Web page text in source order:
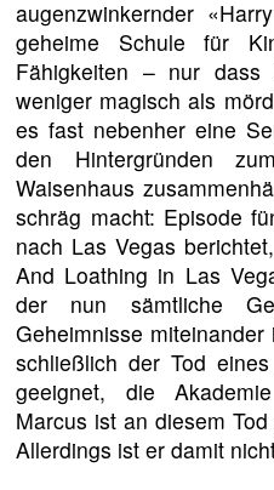
augenzwinkernder
geheime Schule für
Fähigkeiten – nur dass
weniger magisch als
es fast nebenher eine
den Hintergründen
Waisenhaus
schräg macht: Episode
nach Las Vegas
And Loathing in Las
der nun sämtliche
Geheimnisse
schließlich der Tod
geeignet, die
Marcus ist an diesem
Allerdings ist er damit